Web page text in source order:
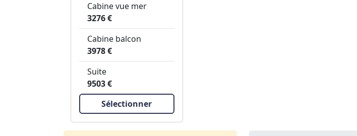
Cabine vue mer
3276 €
Cabine balcon
3978 €
Suite
9503 €
Sélectionner